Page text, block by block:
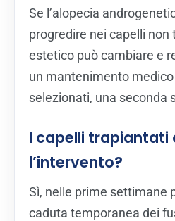
Se l’alopecia
progredire nei capelli
estetico può cambiare e
un mantenimento medico
selezionati, una seconda
I capelli trapiantati
l’intervento?
Sì, nelle prime settimane
caduta temporanea dei